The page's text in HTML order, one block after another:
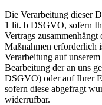
Die Verarbeitung dieser
1 lit. b DSGVO, sofern
Vertrags
Maßnahmen erforderlich
Verarbeitung auf
Bearbeitung der an uns
DSGVO) oder auf Ihrer
sofern diese abgefragt
widerrufbar.